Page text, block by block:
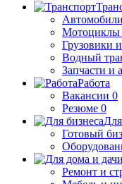
Автомобили
Мотоциклы
Грузовики
Водный
Запчасти и
Работа
Вакансии 0
Резюме 0
Готовый
Ремонт и